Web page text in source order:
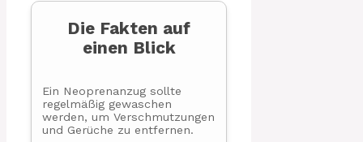
Die Fakten auf
einen Blick
Ein Neoprenanzug sollte
regelmäßig gewaschen
werden, um Verschmutzungen
und Gerüche zu entfernen.